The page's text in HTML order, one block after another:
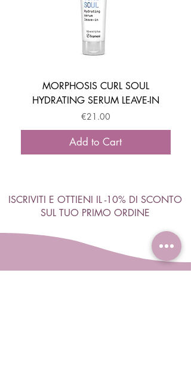
MORPHOSIS CURL SOUL
HYDRATING SERUM LEAVE-IN
Price
€21.00
Add to Cart
ISCRIVITI E OTTIENI IL -10% DI SCONTO
SUL TUO PRIMO ORDINE